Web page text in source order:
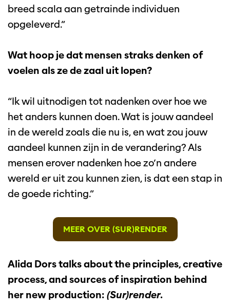
breed scala aan getrainde individuen
opgeleverd.”
Wat hoop je dat mensen straks denken of
voelen als ze de zaal uit lopen?
“Ik wil uitnodigen tot nadenken over hoe we
het anders kunnen doen. Wat is jouw aandeel
in de wereld zoals die nu is, en wat zou jouw
aandeel kunnen zijn in de verandering? Als
mensen erover nadenken hoe zo’n andere
wereld er uit zou kunnen zien, is dat een stap in
de goede richting.”
MEER OVER (SUR)RENDER
Alida Dors talks about the principles, creative
process, and sources of inspiration behind
her new production: (Sur)render.